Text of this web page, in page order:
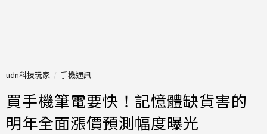
udn科技玩家 手機通訊
買手機筆電要快！記憶體缺貨害的
明年全面漲價預測幅度曝光